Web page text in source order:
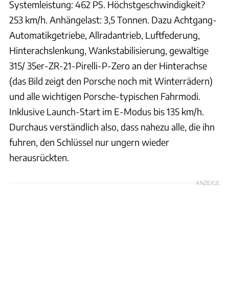
Systemleistung: 462 PS. Höchstgeschwindigkeit?
253 km/h. Anhängelast: 3,5 Tonnen. Dazu Achtgang-
Automatikgetriebe, Allradantrieb, Luftfederung,
Hinterachslenkung, Wankstabilisierung, gewaltige
315/ 35er-ZR-21-Pirelli-P-Zero an der Hinterachse
(das Bild zeigt den Porsche noch mit Winterrädern)
und alle wichtigen Porsche-typischen Fahrmodi.
Inklusive Launch-Start im E-Modus bis 135 km/h.
Durchaus verständlich also, dass nahezu alle, die ihn
fuhren, den Schlüssel nur ungern wieder
herausrückten.
ANZEIGE